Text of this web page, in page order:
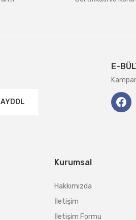
E-
Kurumsal
Hakkımızda
İletişim
İletişim Formu